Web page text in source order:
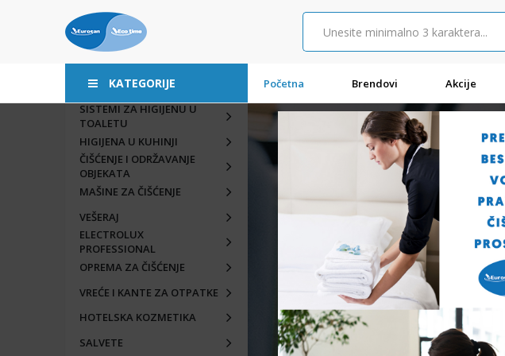
KATEGORIJE Početna Brendovi Akcije
SISTEMI ZA HIGIJENU U
TOALETU
HIGIJENA U KUHINJI
ČIŠĆENJE I ODRŽAVANJE
OBJEKATA
MAŠINE ZA ČIŠĆENJE
VEŠERAJ
ELECTROLUX
PROFESSIONAL
OPREMA ZA ČIŠĆENJE
VREĆE I KANTE ZA OTPATKE
HOTELSKA KOZMETIKA
SALVETE